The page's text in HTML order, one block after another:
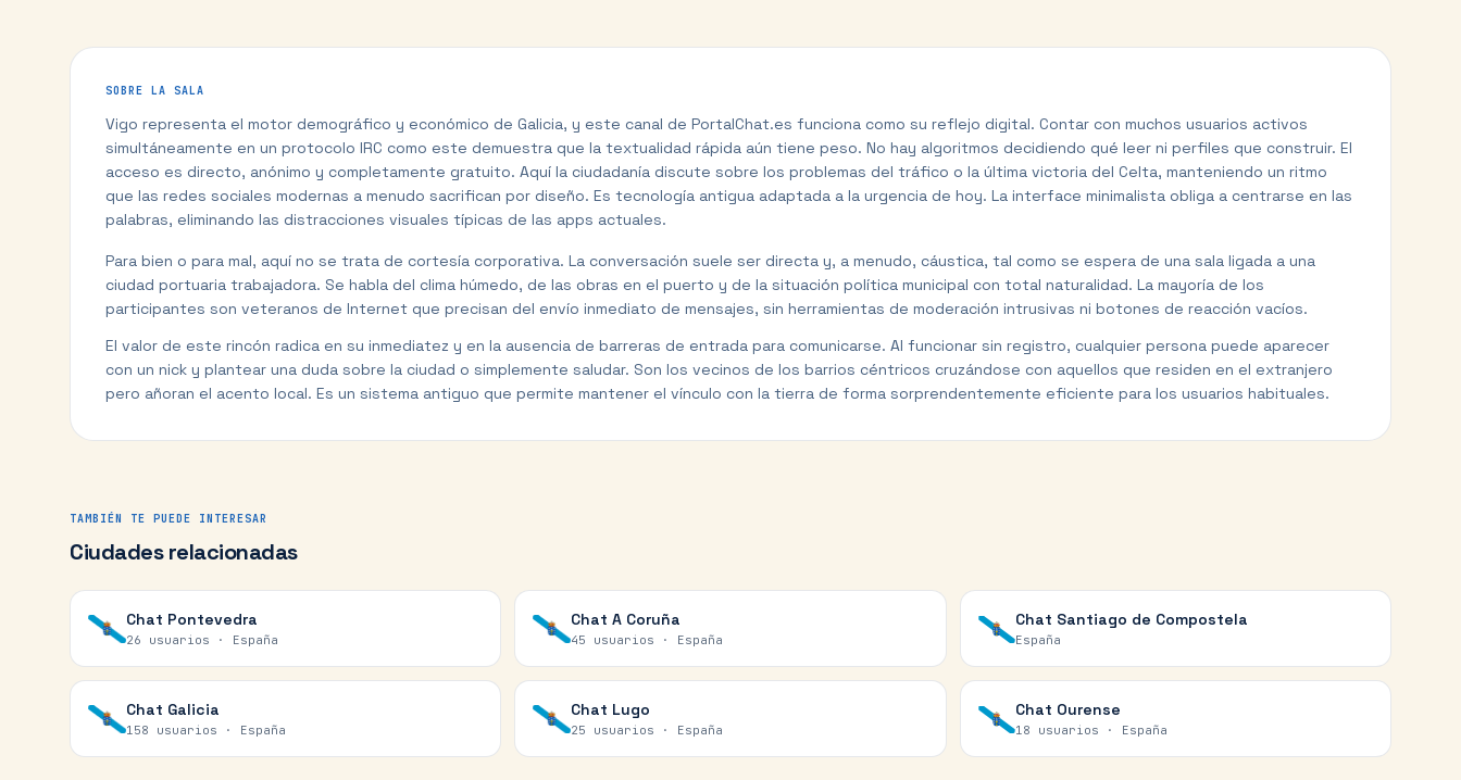
SOBRE LA SALA
Vigo representa el motor demográfico y económico de Galicia, y este canal de PortalChat.es funciona como su reflejo digital. Contar con muchos usuarios activos
simultáneamente en un protocolo IRC como este demuestra que la textualidad rápida aún tiene peso. No hay algoritmos decidiendo qué leer ni perfiles que construir. El
acceso es directo, anónimo y completamente gratuito. Aquí la ciudadanía discute sobre los problemas del tráfico o la última victoria del Celta, manteniendo un ritmo
que las redes sociales modernas a menudo sacrifican por diseño. Es tecnología antigua adaptada a la urgencia de hoy. La interface minimalista obliga a centrarse en las
palabras, eliminando las distracciones visuales típicas de las apps actuales.
Para bien o para mal, aquí no se trata de cortesía corporativa. La conversación suele ser directa y, a menudo, cáustica, tal como se espera de una sala ligada a una
ciudad portuaria trabajadora. Se habla del clima húmedo, de las obras en el puerto y de la situación política municipal con total naturalidad. La mayoría de los
participantes son veteranos de Internet que precisan del envío inmediato de mensajes, sin herramientas de moderación intrusivas ni botones de reacción vacíos.
El valor de este rincón radica en su inmediatez y en la ausencia de barreras de entrada para comunicarse. Al funcionar sin registro, cualquier persona puede aparecer
con un nick y plantear una duda sobre la ciudad o simplemente saludar. Son los vecinos de los barrios céntricos cruzándose con aquellos que residen en el extranjero
pero añoran el acento local. Es un sistema antiguo que permite mantener el vínculo con la tierra de forma sorprendentemente eficiente para los usuarios habituales.
TAMBIÉN TE PUEDE INTERESAR
Ciudades relacionadas
Chat Pontevedra
26 usuarios · España
Chat A Coruña
45 usuarios · España
Chat Santiago de Compostela
España
Chat Galicia
158 usuarios · España
Chat Lugo
25 usuarios · España
Chat Ourense
18 usuarios · España